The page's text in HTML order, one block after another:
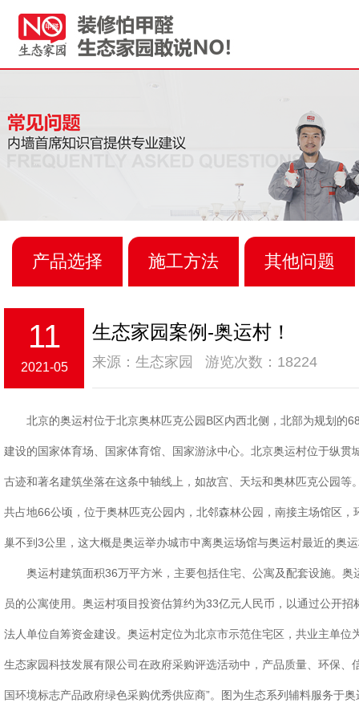
产品选择 施工方法 其他问题
11
2021-05
生态家园案例-奥运村！
来源：生态家园 游览次数：18224
北京的奥运村位于北京奥林匹克公园B区内西北侧，北部为规划的
建设的国家体育场、国家体育馆、国家游泳中心。北京奥运村位于纵贯
古迹和著名建筑坐落在这条中轴线上，如故宫、天坛和奥林匹克公园等
共占地66公顷，位于奥林匹克公园内，北邻森林公园，南接主场馆区，
巢不到3公里，这大概是奥运举办城市中离奥运场馆与奥运村最近的奥
奥运村建筑面积36万平方米，主要包括住宅、公寓及配套设施。奥
员的公寓使用。奥运村项目投资估算约为33亿元人民币，以通过公开
法人单位自筹资金建设。奥运村定位为北京市示范住宅区，共业主单位
生态家园科技发展有限公司在政府采购评选活动中，产品质量、环保、
国环境标志产品政府绿色采购优秀供应商”。图为生态系列辅料服务于